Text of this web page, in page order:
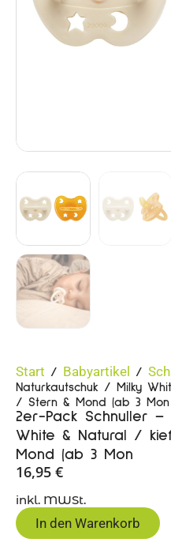
Start / Babyartikel /
Naturkautschuk / Milky
/ Stern & Mond (ab 3 Mon
2er-Pack Schnuller –
White & Natural /
Mond (ab 3 Mon
16,95 €
inkl. MWSt.
In den Warenkorb